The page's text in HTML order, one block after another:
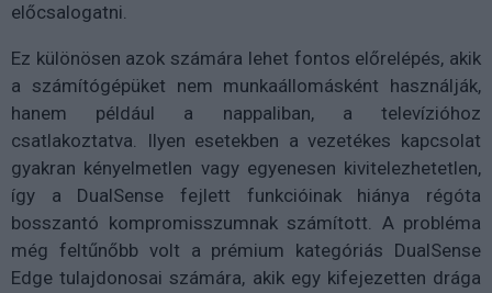
előcsalogatni.
Ez különösen azok számára lehet fontos előrelépés, akik
a számítógépüket nem munkaállomásként használják,
hanem például a nappaliban, a televízióhoz
csatlakoztatva. Ilyen esetekben a vezetékes kapcsolat
gyakran kényelmetlen vagy egyenesen kivitelezhetetlen,
így a DualSense fejlett funkcióinak hiánya régóta
bosszantó kompromisszumnak számított. A probléma
még feltűnőbb volt a prémium kategóriás DualSense
Edge tulajdonosai számára, akik egy kifejezetten drága